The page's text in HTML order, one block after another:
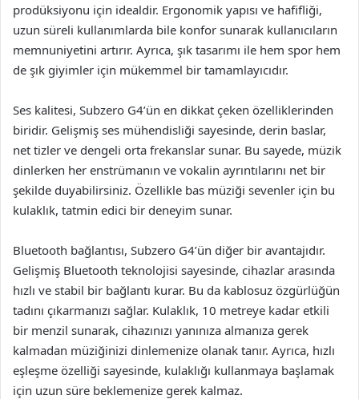
prodüksiyonu için idealdir. Ergonomik yapısı ve hafifliği,
uzun süreli kullanımlarda bile konfor sunarak kullanıcıların
memnuniyetini artırır. Ayrıca, şık tasarımı ile hem spor hem
de şık giyimler için mükemmel bir tamamlayıcıdır.
Ses kalitesi, Subzero G4’ün en dikkat çeken özelliklerinden
biridir. Gelişmiş ses mühendisliği sayesinde, derin baslar,
net tizler ve dengeli orta frekanslar sunar. Bu sayede, müzik
dinlerken her enstrümanın ve vokalin ayrıntılarını net bir
şekilde duyabilirsiniz. Özellikle bas müziği sevenler için bu
kulaklık, tatmin edici bir deneyim sunar.
Bluetooth bağlantısı, Subzero G4’ün diğer bir avantajıdır.
Gelişmiş Bluetooth teknolojisi sayesinde, cihazlar arasında
hızlı ve stabil bir bağlantı kurar. Bu da kablosuz özgürlüğün
tadını çıkarmanızı sağlar. Kulaklık, 10 metreye kadar etkili
bir menzil sunarak, cihazınızı yanınıza almanıza gerek
kalmadan müziğinizi dinlemenize olanak tanır. Ayrıca, hızlı
eşleşme özelliği sayesinde, kulaklığı kullanmaya başlamak
için uzun süre beklemenize gerek kalmaz.